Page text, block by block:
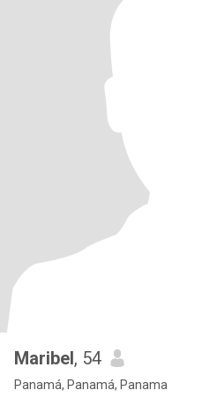
Maribel, 54
Panamá, Panamá, Panama